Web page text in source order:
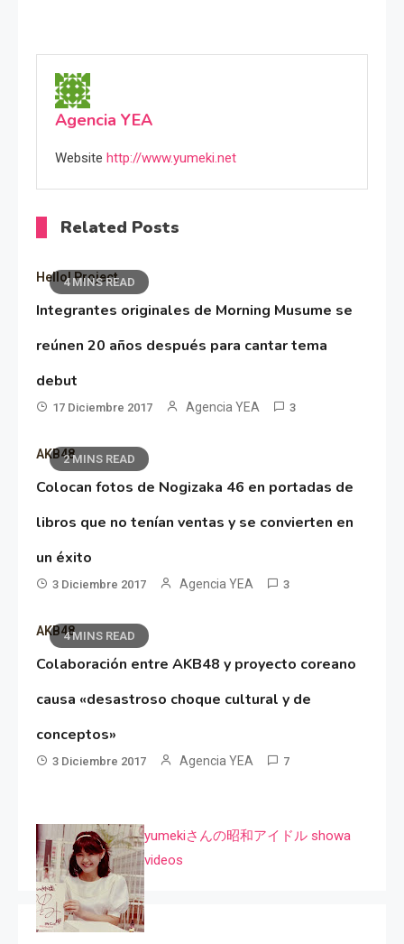
Agencia YEA
Website http://www.yumeki.net
Related Posts
4 MINS READ
Hello! Project
Integrantes originales de Morning Musume se
reúnen 20 años después para cantar tema
debut
17 Diciembre 2017 Agencia YEA 3
2 MINS READ
AKB48
Colocan fotos de Nogizaka 46 en portadas de
libros que no tenían ventas y se convierten en
un éxito
3 Diciembre 2017 Agencia YEA 3
4 MINS READ
AKB48
Colaboración entre AKB48 y proyecto coreano
causa «desastroso choque cultural y de
conceptos»
3 Diciembre 2017 Agencia YEA 7
yumekiさんの昭和アイドル showa
videos